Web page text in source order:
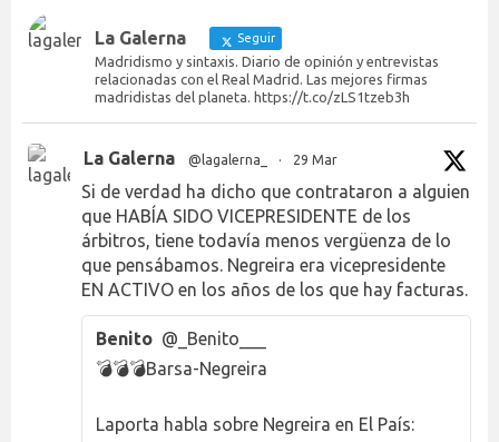
La Galerna Seguir
Madridismo y sintaxis. Diario de opinión y entrevistas
relacionadas con el Real Madrid. Las mejores firmas
madridistas del planeta. https://t.co/zLS1tzeb3h
La Galerna @lagalerna_ · 29 Mar
Si de verdad ha dicho que contrataron a alguien
que HABÍA SIDO VICEPRESIDENTE de los
árbitros, tiene todavía menos vergüenza de lo
que pensábamos. Negreira era vicepresidente
EN ACTIVO en los años de los que hay facturas.
Benito @_Benito___
💣💣💣Barsa-Negreira
Laporta habla sobre Negreira en El País: